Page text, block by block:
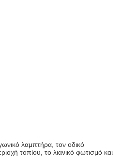
λαμπτήρα, τον οδικό
τοπίου, το λιανικό φωτισμό και